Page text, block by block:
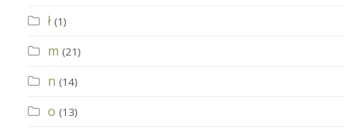
ł (1)
m (21)
n (14)
o (13)